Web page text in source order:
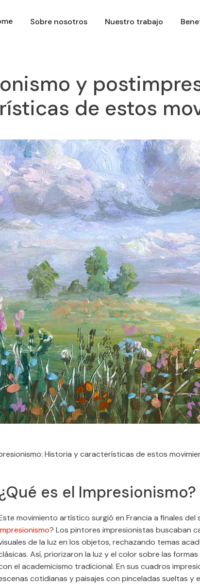
Sobre nosotros Nuestro trabajo
y
de estos
Historia y características de estos
es el Impresionismo?
movimiento artístico surgió en Francia a finales del
? Los pintores impresionistas buscaban
de la luz en los objetos, rechazando temas
Así, priorizaron la luz y el color sobre las
el academicismo tradicional. En sus cuadros
cotidianas y paisajes con pinceladas sueltas y